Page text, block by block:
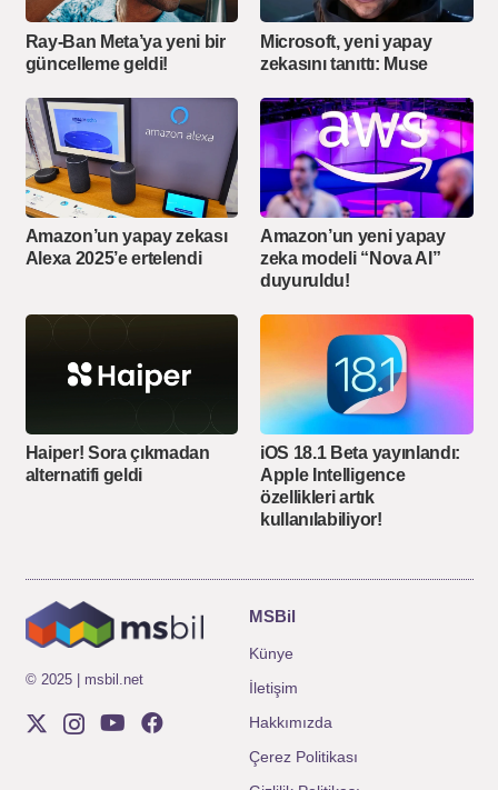
Ray-Ban Meta’ya yeni bir
güncelleme geldi!
Microsoft, yeni yapay
zekasını tanıttı: Muse
Amazon’un yapay zekası
Alexa 2025’e ertelendi
Amazon’un yeni yapay
zeka modeli “Nova AI”
duyuruldu!
Haiper! Sora çıkmadan
alternatifi geldi
iOS 18.1 Beta yayınlandı:
Apple Intelligence
özellikleri artık
kullanılabiliyor!
© 2025 | msbil.net
MSBil
Künye
İletişim
Hakkımızda
Çerez Politikası